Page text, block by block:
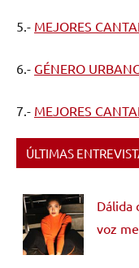
5.- MEJORES
6.- GÉNERO
7.- MEJORES
ÚLTIMAS
Dálida
voz